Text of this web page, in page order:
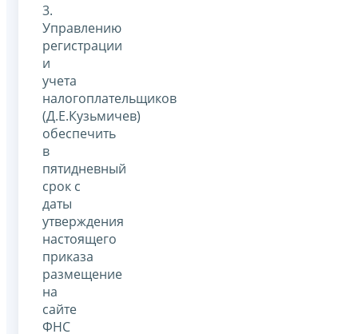
3.
Управлению
регистрации
и
учета
налогоплательщиков
(Д.Е.Кузьмичев)
обеспечить
в
пятидневный
срок с
даты
утверждения
настоящего
приказа
размещение
на
сайте
ФНС